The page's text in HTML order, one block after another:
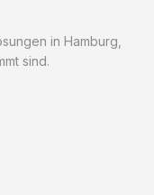
in Hamburg,
sind.